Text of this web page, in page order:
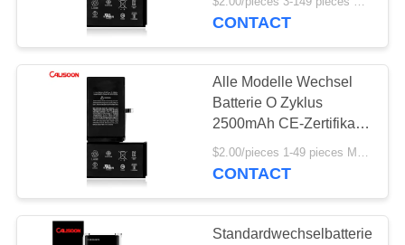
CONTACT
Alle Modelle Wechsel
Batterie O Zyklus
2500mAh CE-Zertifikat
Für Iphone Xs Max
$2.00/pieces 1-49 pieces MOQ:3 Stücke
CONTACT
Standardwechselbatterie